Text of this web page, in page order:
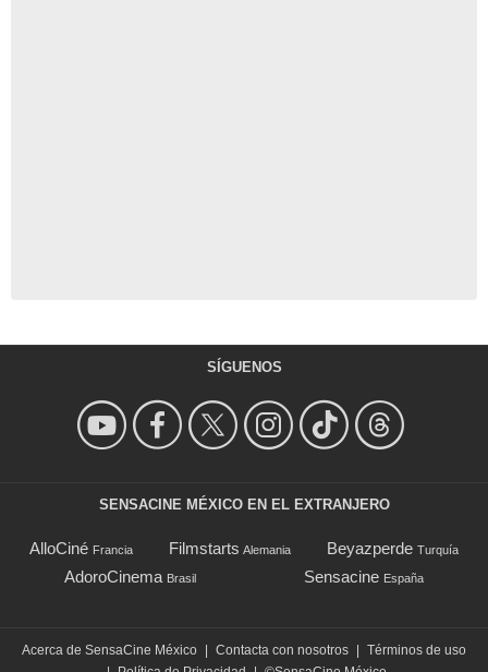
SÍGUENOS
SENSACINE MÉXICO EN EL EXTRANJERO
AlloCiné Francia Filmstarts Alemania Beyazperde Turquía
AdoroCinema Brasil Sensacine España
Acerca de SensaCine México Contacta con nosotros
Términos de uso